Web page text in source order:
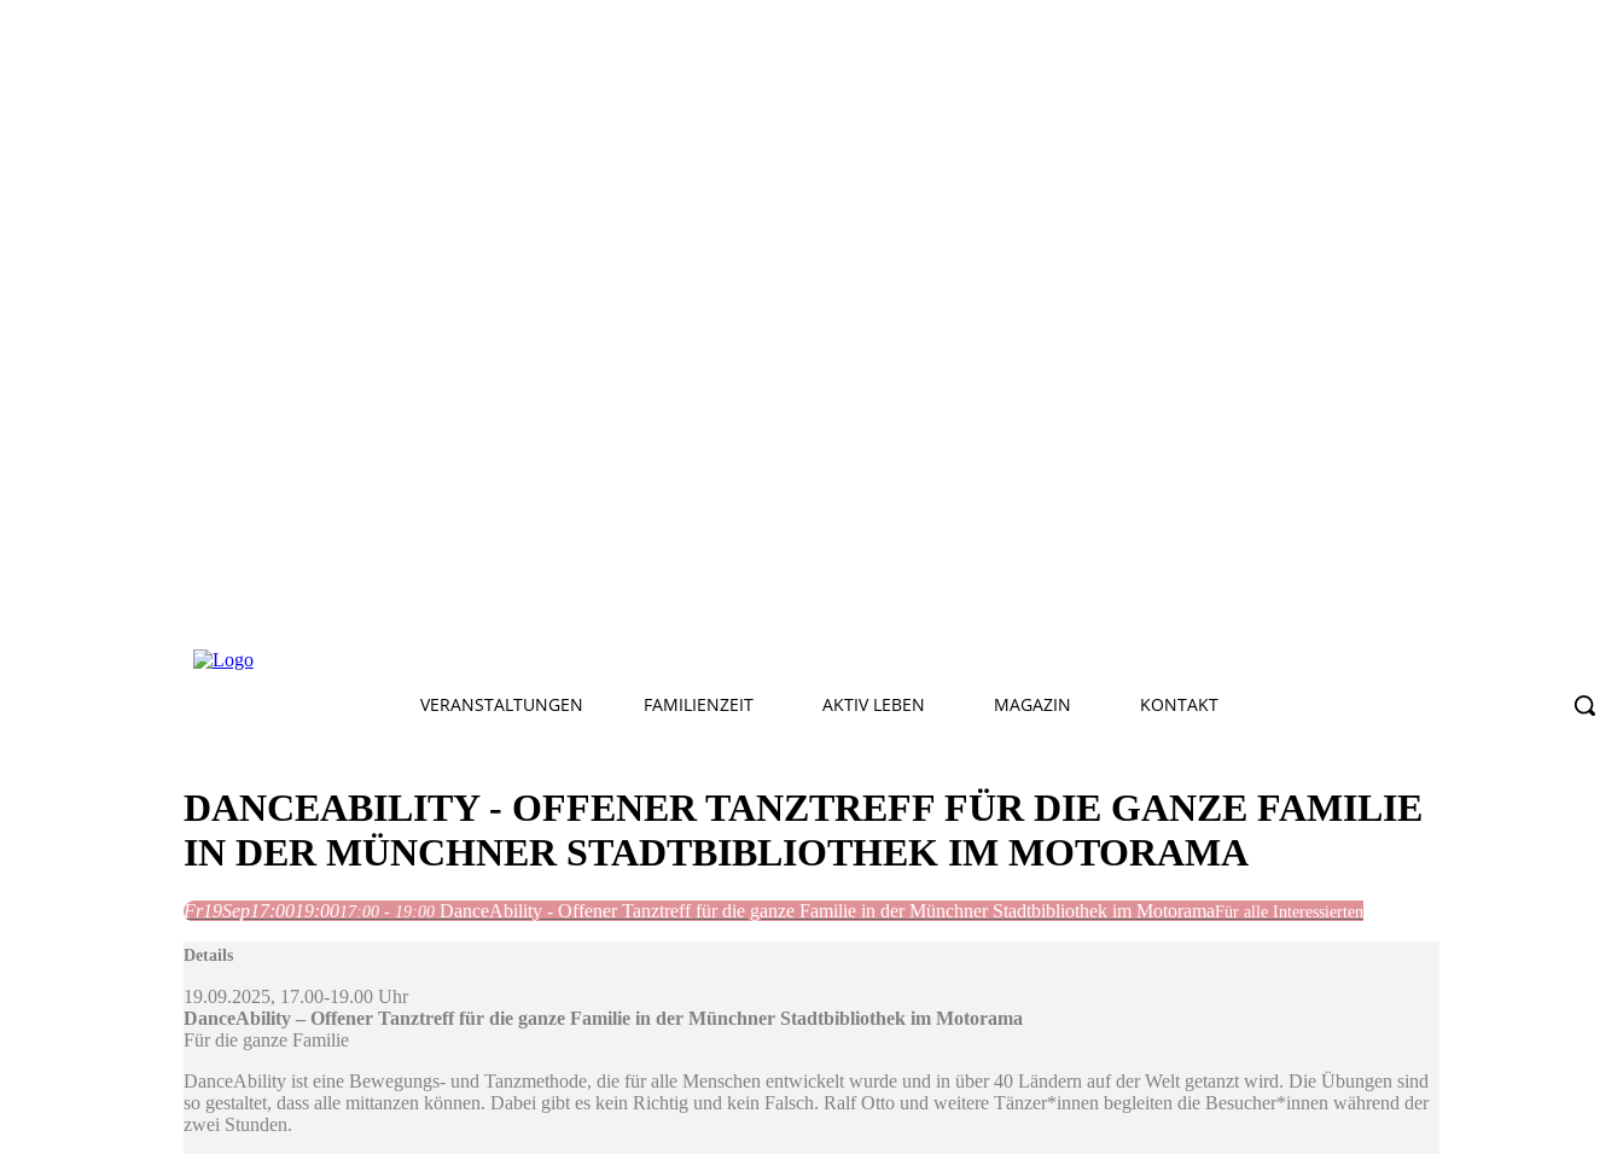
VERANSTALTUNGEN FAMILIENZEIT AKTIV LEBEN MAGAZIN KONTAKT
DANCEABILITY - OFFENER TANZTREFF FÜR DIE GANZE FAMILIE
IN DER MÜNCHNER STADTBIBLIOTHEK IM MOTORAMA
Fr19Sep17:0019:0017:00 - 19:00 DanceAbility - Offener Tanztreff für die ganze Familie in der Münchner Stadtbibliothek im MotoramaFür alle Interessierten
Details
19.09.2025, 17.00-19.00 Uhr
DanceAbility – Offener Tanztreff für die ganze Familie in der Münchner Stadtbibliothek im Motorama
Für die ganze Familie
DanceAbility ist eine Bewegungs- und Tanzmethode, die für alle Menschen entwickelt wurde und in über 40 Ländern auf der Welt getanzt wird. Die Übungen sind
so gestaltet, dass alle mittanzen können. Dabei gibt es kein Richtig und kein Falsch. Ralf Otto und weitere Tänzer*innen begleiten die Besucher*innen während der
zwei Stunden.